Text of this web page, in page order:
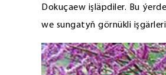
Dokuçaew işläpdiler. Bu
we sungatyň görnükli